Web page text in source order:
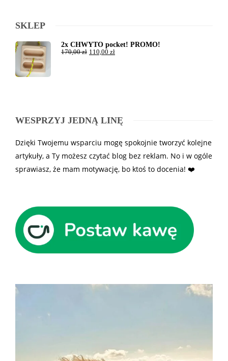
SKLEP
2x CHWYTO pocket! PROMO!
170,00zł 110,00 zł
WESPRZYJ JEDNĄ LINĘ
Dzięki Twojemu wsparciu mogę spokojnie tworzyć kolejne
artykuły, a Ty możesz czytać blog bez reklam. No i w ogóle
sprawiasz, że mam motywację, bo ktoś to docenia! ❤️